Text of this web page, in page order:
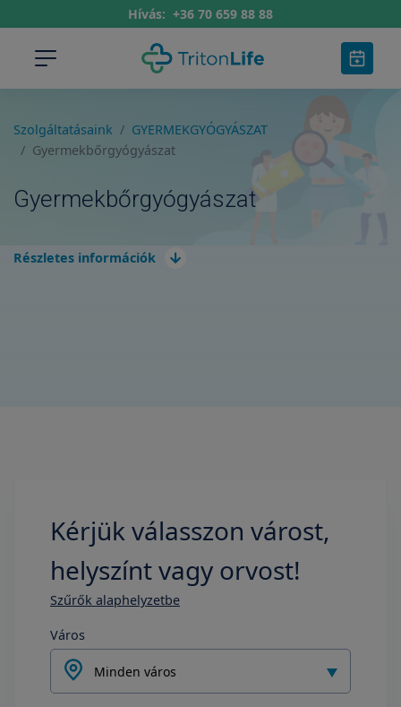
Hívás: +36 70 659 88 88
Szolgáltatásaink
GYERMEKGYÓGYÁSZAT
Gyermekbőrgyógyászat
Gyermekbőrgyógyászat
Részletes információk
Kérjük válasszon várost,
helyszínt vagy orvost!
Szűrők alaphelyzetbe
Város
Minden város